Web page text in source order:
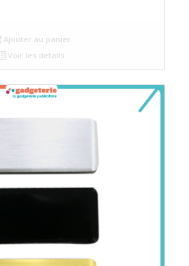
Ajouter au panier
Voir les détails